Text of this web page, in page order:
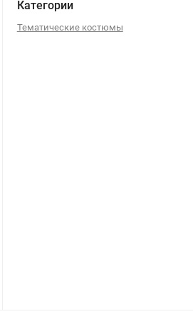
Категории
Тематические костюмы